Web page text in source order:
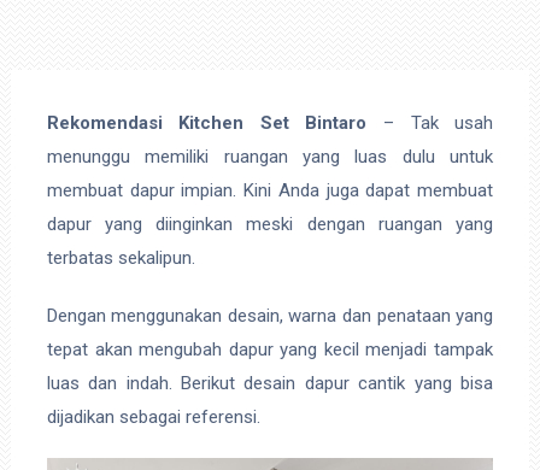
Rekomendasi Kitchen Set Bintaro – Tak usah
menunggu memiliki ruangan yang luas dulu untuk
membuat dapur impian. Kini Anda juga dapat membuat
dapur yang diinginkan meski dengan ruangan yang
terbatas sekalipun.
Dengan menggunakan desain, warna dan penataan yang
tepat akan mengubah dapur yang kecil menjadi tampak
luas dan indah. Berikut desain dapur cantik yang bisa
dijadikan sebagai referensi.